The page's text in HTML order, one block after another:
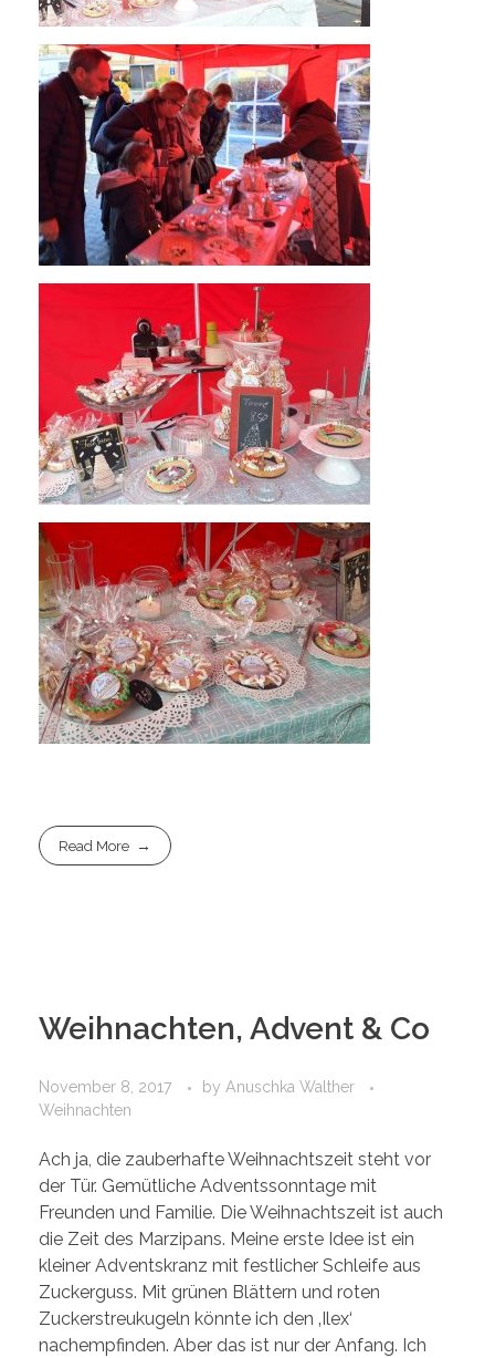
Read More
Weihnachten, Advent & Co
November 8, 2017 by Anuschka Walther
Weihnachten
Ach ja, die zauberhafte Weihnachtszeit steht vor
der Tür. Gemütliche Adventssonntage mit
Freunden und Familie. Die Weihnachtszeit ist auch
die Zeit des Marzipans. Meine erste Idee ist ein
kleiner Adventskranz mit festlicher Schleife aus
Zuckerguss. Mit grünen Blättern und roten
Zuckerstreukugeln könnte ich den ‚Ilex‘
nachempfinden. Aber das ist nur der Anfang. Ich